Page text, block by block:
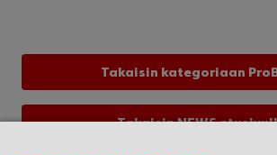
Takaisin kategoriaan
Takaisin NEWS